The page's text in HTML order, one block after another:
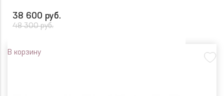
38 600 руб.
48 300 руб.
В корзину